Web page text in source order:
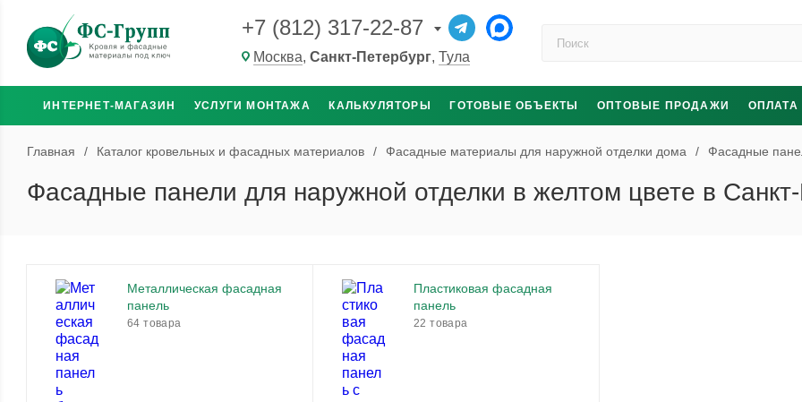
+7 (812) 317-22-87
Москва, Санкт-Петербург, Тула
ИНТЕРНЕТ-МАГАЗИН УСЛУГИ МОНТАЖА КАЛЬКУЛЯТОРЫ ГОТОВЫЕ ОБЪЕКТЫ ОПТОВЫЕ ПРОДАЖИ ОПЛАТА
Главная / Каталог кровельных и фасадных материалов / Фасадные материалы для наружной отделки дома / Фасадные
Фасадные панели для наружной отделки в желтом цвете в Санкт-
Металлическая фасадная
панель
64 товара
Пластиковая фасадная
панель
22 товара